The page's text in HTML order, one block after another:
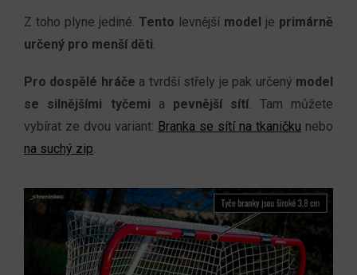
Z toho plyne jediné. Tento levnější model je primárně
určený pro menší děti.
Pro dospělé hráče a tvrdší střely je pak určený model
se silnějšími tyčemi a pevnější sítí. Tam můžete
vybírat ze dvou variant: Branka se sítí na tkaničku nebo
na suchý zip.